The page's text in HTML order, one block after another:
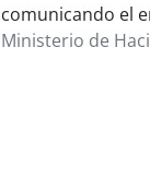
comunicando el
Ministerio de